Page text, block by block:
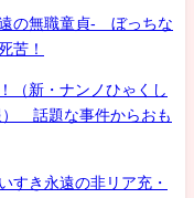
の無職童貞- ぼっちな
苦！
（新・ナンノひゃくし
） 話題な事件からおも
すき永遠の非リア充・